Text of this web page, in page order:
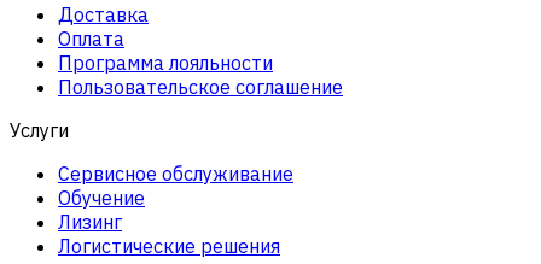
Доставка
Оплата
Программа лояльности
Пользовательское соглашение
Услуги
Сервисное обслуживание
Обучение
Лизинг
Логистические решения